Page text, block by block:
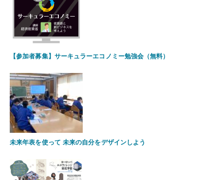
【参加者募集】サーキュラーエコノミー勉強会（無料）
未来年表を使って 未来の自分をデザインしよう